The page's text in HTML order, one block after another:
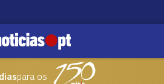
para os